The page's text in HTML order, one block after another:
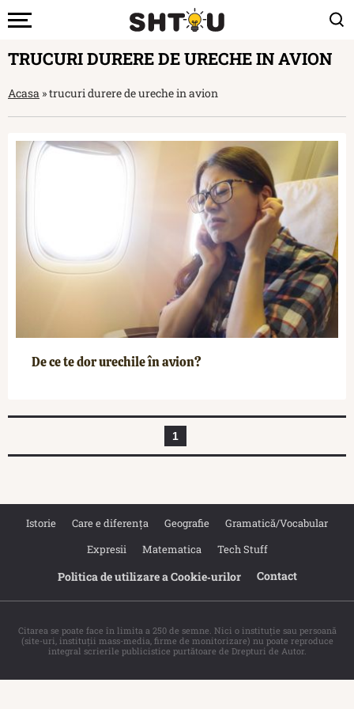
TRUCURI DURERE DE URECHE IN AVION
Acasa »trucuri durere de ureche in avion
De ce te dor urechile în avion?
1
Istorie Care e diferența Geografie
Gramatică/Vocabular
Expresii
Matematica Tech Stuff
Politica de utilizare a Cookie‐urilor Contact
Citarea se poate face în limita a 250 de semne. Nici o instituţie sau persoană
(site-uri, instituţii mass-media, firme de monitorizare) nu poate reproduce
integral scrierile publicistice purtătoare de Drepturi de Autor.